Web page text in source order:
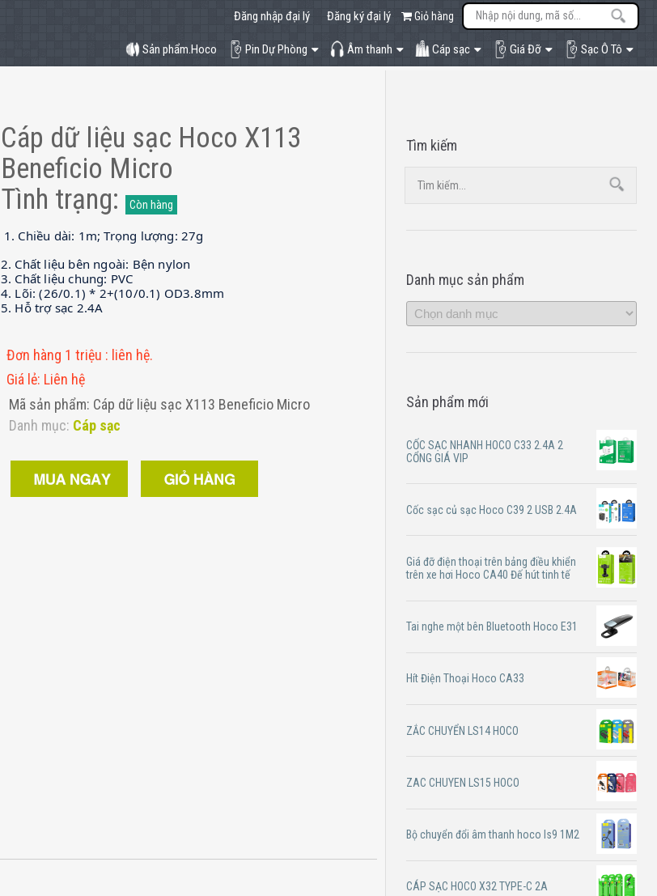
Đăng nhập đại lý Đăng ký đại lý Giỏ hàng
Sản phẩm.Hoco Pin Dự Phòng Âm thanh Cáp sạc Giá Đỡ Sạc Ô Tô
Cáp dữ liệu sạc Hoco X113
Beneficio Micro
Tình trạng: Còn hàng
1. Chiều dài: 1m; Trọng lượng: 27g
2. Chất liệu bên ngoài: Bện nylon
3. Chất liệu chung: PVC
4. Lõi: (26/0.1) * 2+(10/0.1) OD3.8mm
5. Hỗ trợ sạc 2.4A
Đơn hàng 1 triệu : liên hệ.
Giá lẻ: Liên hệ
Mã sản phẩm: Cáp dữ liệu sạc X113 Beneficio Micro
Danh mục: Cáp sạc
Tìm kiếm
Danh mục sản phẩm
Sản phẩm mới
CỐC SẠC NHANH HOCO C33 2.4A 2
CỔNG GIÁ VIP
Cốc sạc củ sạc Hoco C39 2 USB 2.4A
Giá đỡ điện thoại trên bảng điều khiển
trên xe hơi Hoco CA40 Đế hút tinh tế
Tai nghe một bên Bluetooth Hoco E31
Hít Điện Thoại Hoco CA33
ZẮC CHUYỂN LS14 HOCO
ZAC CHUYEN LS15 HOCO
Bộ chuyển đổi âm thanh hoco ls9 1M2
CÁP SẠC HOCO X32 TYPE-C 2A